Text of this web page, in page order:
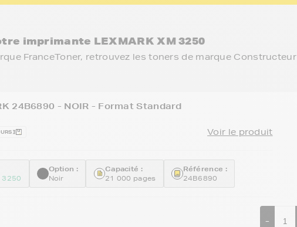
imprimante LEXMARK XM 3250
FranceToner, retrouvez les toners de marque Constructeur
24B6890 - NOIR - Format Standard
Voir le produit
3250
Option :
Noir
Capacité :
21 000 pages
Référence :
24B6890
-